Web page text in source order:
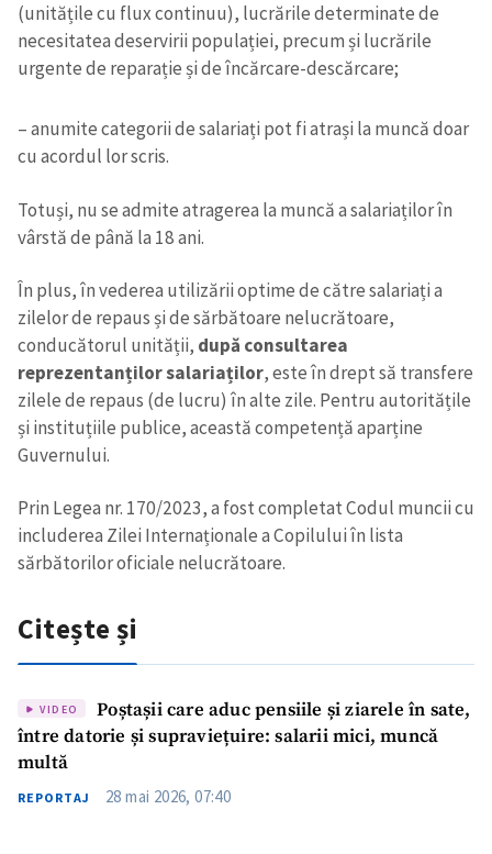
(unitățile cu flux continuu), lucrările determinate de
necesitatea deservirii populației, precum și lucrările
urgente de reparație și de încărcare-descărcare;
– anumite categorii de salariați pot fi atrași la muncă doar
cu acordul lor scris.
Totuși, nu se admite atragerea la muncă a salariaților în
vârstă de până la 18 ani.
În plus, în vederea utilizării optime de către salariați a
zilelor de repaus și de sărbătoare nelucrătoare,
conducătorul unității, după consultarea
reprezentanților salariaților, este în drept să transfere
zilele de repaus (de lucru) în alte zile. Pentru autoritățile
și instituțiile publice, această competență aparține
Guvernului.
Prin Legea nr. 170/2023, a fost completat Codul muncii cu
includerea Zilei Internaționale a Copilului în lista
sărbătorilor oficiale nelucrătoare.
Citește și
VIDEO
Poștașii care aduc pensiile și ziarele în sate,
între datorie și supraviețuire: salarii mici, muncă
multă
REPORTAJ 28 mai 2026, 07:40